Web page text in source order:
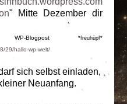
" Mitte Dezember dir
Blogpost *freuhüpf*
29/hallo-wp-welt/
sich selbst einladen,
Neuanfang.